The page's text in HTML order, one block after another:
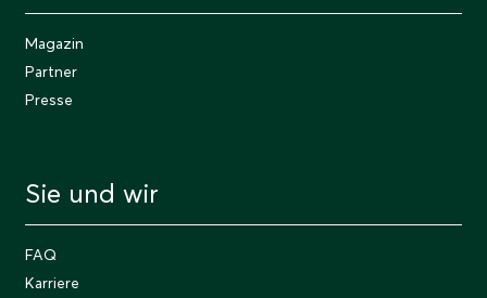
Magazin
Partner
Presse
Sie und wir
FAQ
Karriere